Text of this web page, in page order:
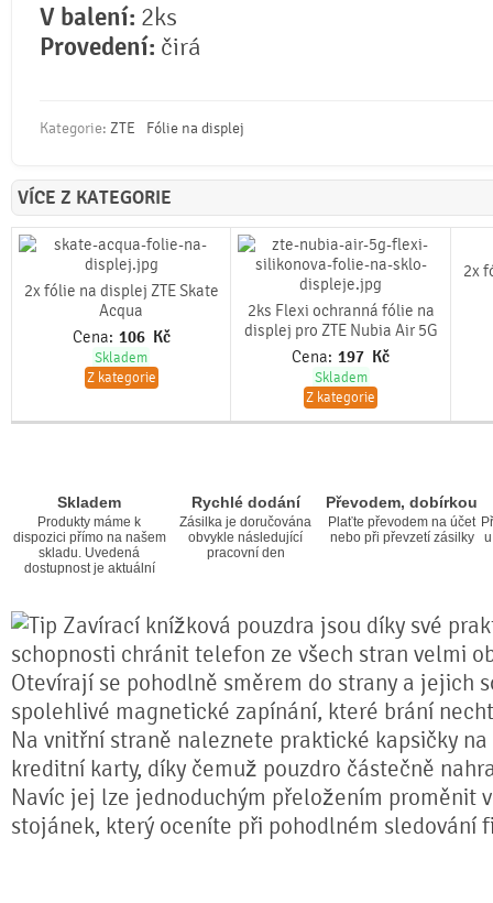
V balení: 2ks
Provedení: čirá
Kategorie: ZTE Fólie na displej
VÍCE Z KATEGORIE
2x fólie na displej ZTE Skate
Acqua
Cena: 106 Kč
Skladem
Z kategorie
2ks Flexi ochranná fólie na
displej pro ZTE Nubia Air 5G
Cena: 197 Kč
Skladem
Z kategorie
2x
Skladem
Produkty máme k
dispozici přímo na našem
skladu. Uvedená
dostupnost je aktuální
Rychlé dodání
Zásilka je doručována
obvykle následující
pracovní den
Převodem, dobírkou
Plaťte převodem na účet
nebo při převzetí zásilky
Zavírací knížková pouzdra jsou díky své
schopnosti chránit telefon ze všech stran velmi
Otevírají se pohodlně směrem do strany a jejich
spolehlivé magnetické zapínání, které brání
Na vnitřní straně naleznete praktické kapsičky na
kreditní karty, díky čemuž pouzdro částečně
Navíc jej lze jednoduchým přeložením proměnit
stojánek, který oceníte při pohodlném sledování